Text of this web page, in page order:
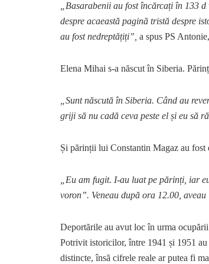
„Basarabenii au fost încărcați în 133
despre acaeastă pagină tristă despre
au fost nedreptățiți”, a spus PS
Elena Mihai s-a născut în Siberia.
„Sunt născută în Siberia. Când au
griji să nu cadă ceva peste el și eu să
Și părinții lui Constantin Magaz au fost
„Eu am fugit. I-au luat pe părinți, iar
voron”. Veneau după ora 12.00,
Deportările au avut loc în urma
Potrivit istoricilor, între 1941 și 1951
distincte, însă cifrele reale ar putea fi